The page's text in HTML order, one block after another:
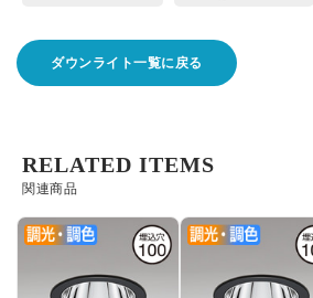
ダウンライト一覧に戻る
関連商品
RELATED ITEMS